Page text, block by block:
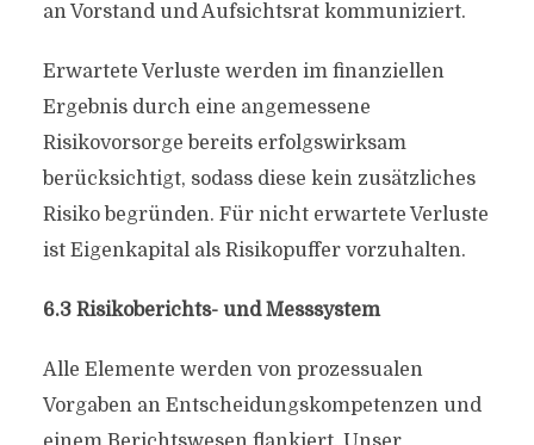
an Vorstand und Aufsichtsrat kommuniziert.
Erwartete Verluste werden im finanziellen
Ergebnis durch eine angemessene
Risikovorsorge bereits erfolgswirksam
berücksichtigt, sodass diese kein zusätzliches
Risiko begründen. Für nicht erwartete Verluste
ist Eigenkapital als Risikopuffer vorzuhalten.
6.3 Risikoberichts- und Messsystem
Alle Elemente werden von prozessualen
Vorgaben an Entscheidungskompetenzen und